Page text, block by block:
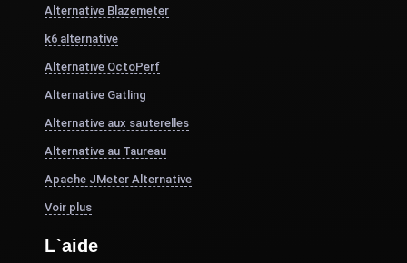
Alternative Blazemeter
k6 alternative
Alternative OctoPerf
Alternative Gatling
Alternative aux sauterelles
Alternative au Taureau
Apache JMeter Alternative
Voir plus
L`aide